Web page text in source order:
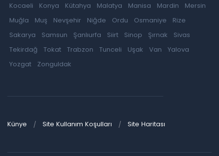
Kocaeli
Konya Kütahya Malatya Manisa Mardin
Mersin
Muğla
Muş Nevşehir Niğde Ordu Osmaniye
Rize
Sakarya
Samsun Şanlıurfa Siirt Sinop Şırnak
Sivas
Tekirdağ
Tokat Trabzon Tunceli Uşak Van
Yalova
Yozgat
Zonguldak
Künye Site Kullanım Koşulları Site Haritası